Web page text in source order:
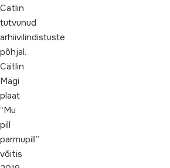
Cätlin
tutvunud
arhiivilindistuste
põhjal.
Cätlin
Mägi
plaat
“Mu
pill
parmupill”
võitis